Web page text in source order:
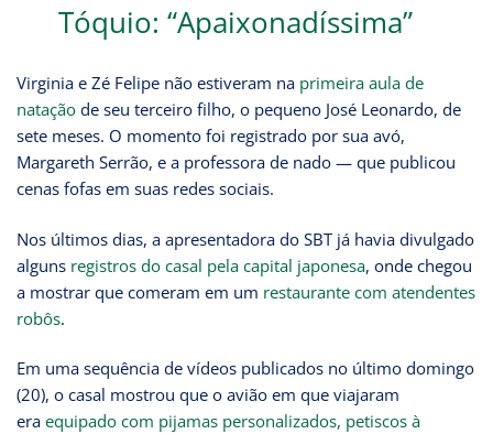
Tóquio: “Apaixonadíssima”
Virginia e Zé Felipe não estiveram na primeira aula de
natação de seu terceiro filho, o pequeno José Leonardo, de
sete meses. O momento foi registrado por sua avó,
Margareth Serrão, e a professora de nado — que publicou
cenas fofas em suas redes sociais.
Nos últimos dias, a apresentadora do SBT já havia divulgado
alguns registros do casal pela capital japonesa, onde chegou
a mostrar que comeram em um restaurante com atendentes
robôs.
Em uma sequência de vídeos publicados no último domingo
(20), o casal mostrou que o avião em que viajaram
era equipado com pijamas personalizados, petiscos à